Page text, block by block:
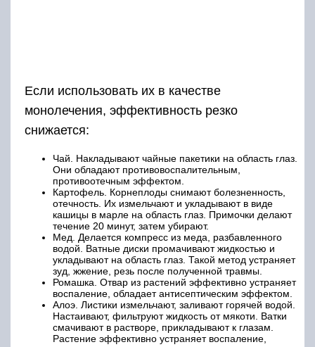
Если использовать их в качестве
монолечения, эффективность резко
снижается:
Чай. Накладывают чайные пакетики на область глаз.
Они обладают противовоспалительным,
противоотечным эффектом.
Картофель. Корнеплоды снимают болезненность,
отечность. Их измельчают и укладывают в виде
кашицы в марле на область глаз. Примочки делают
течение 20 минут, затем убирают.
Мед. Делается компресс из меда, разбавленного
водой. Ватные диски промачивают жидкостью и
укладывают на область глаз. Такой метод устраняет
зуд, жжение, резь после полученной травмы.
Ромашка. Отвар из растений эффективно устраняет
воспаление, обладает антисептическим эффектом.
Алоэ. Листики измельчают, заливают горячей водой.
Настаивают, фильтруют жидкость от мякоти. Ватки
смачивают в растворе, прикладывают к глазам.
Растение эффективно устраняет воспаление,